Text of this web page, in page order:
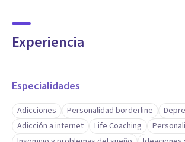
Experiencia
Especialidades
Adicciones Personalidad borderline
Adicción a internet
Life Coaching